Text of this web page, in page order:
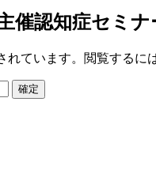
催認知症セミナ
ています。閲覧するに